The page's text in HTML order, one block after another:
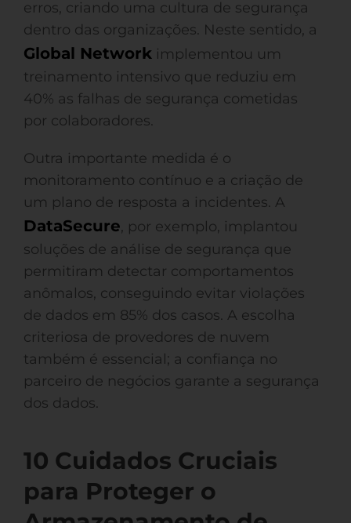
erros, criando uma cultura de segurança
dentro das organizações. Neste sentido, a
Global Network implementou um
treinamento intensivo que reduziu em
40% as falhas de segurança cometidas
por colaboradores.
Outra importante medida é o
monitoramento contínuo e a criação de
um plano de resposta a incidentes. A
DataSecure, por exemplo, implantou
soluções de análise de segurança que
permitiram detectar comportamentos
anômalos, conseguindo evitar violações
de dados em 85% dos casos. A escolha
criteriosa de provedores de nuvem
também é essencial; a confiança no
parceiro de negócios garante a segurança
dos dados.
10 Cuidados Cruciais
para Proteger o